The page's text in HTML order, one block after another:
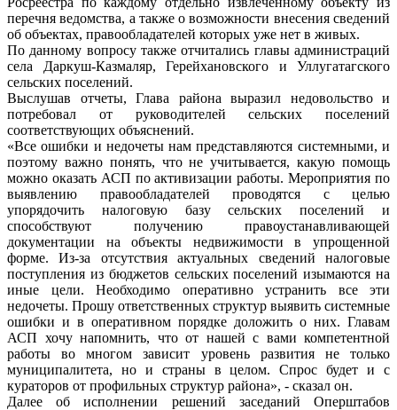
перечня ведомства, а также о возможности внесения сведений
об объектах, правообладателей которых уже нет в живых.
По данному вопросу также отчитались главы администраций
села Даркуш-Казмаляр, Герейхановского и Уллугатагского
сельских поселений.
Выслушав отчеты, Глава района выразил недовольство и
потребовал от руководителей сельских поселений
соответствующих объяснений.
«Все ошибки и недочеты нам представляются системными, и
поэтому важно понять, что не учитывается, какую помощь
можно оказать АСП по активизации работы. Мероприятия по
выявлению правообладателей проводятся с целью
упорядочить налоговую базу сельских поселений и
способствуют получению правоустанавливающей
документации на объекты недвижимости в упрощенной
форме. Из-за отсутствия актуальных сведений налоговые
поступления из бюджетов сельских поселений изымаются на
иные цели. Необходимо оперативно устранить все эти
недочеты. Прошу ответственных структур выявить системные
ошибки и в оперативном порядке доложить о них. Главам
АСП хочу напомнить, что от нашей с вами компетентной
работы во многом зависит уровень развития не только
муниципалитета, но и страны в целом. Спрос будет и с
кураторов от профильных структур района», - сказал он.
Далее об исполнении решений заседаний Оперштабов